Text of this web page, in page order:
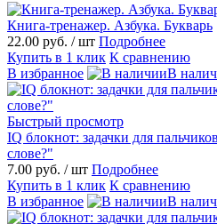
Книга-тренажер. Азбука. Букварь
22.00 руб. / шт Подробнее
Купить в 1 клик К сравнению
В избранное
В
Быстрый просмотр
IQ блокнот: задачки для
слове?"
7.00 руб. / шт Подробнее
Купить в 1 клик К сравнению
В избранное
В